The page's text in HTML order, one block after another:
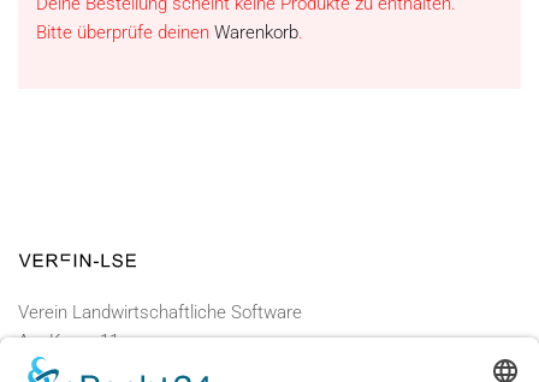
Bitte überprüfe deinen Warenkorb.
Verein Landwirtschaftliche Software
Am Kamp 11
D - 24783 Osterrönfeld